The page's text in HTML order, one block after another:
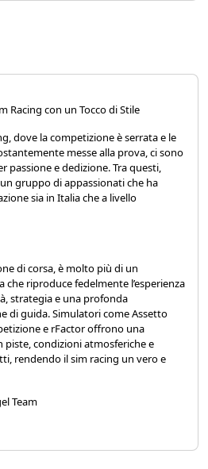
Racing con un Tocco di Stile
dove la competizione è serrata e le
messe alla prova, ci sono
passione e dedizione. Tra questi,
gruppo di appassionati che ha
sia in Italia che a livello
di corsa, è molto più di un
che riproduce fedelmente l’esperienza
strategia e una profonda
di guida. Simulatori come Assetto
e rFactor offrono una
piste, condizioni atmosferiche e
rendendo il sim racing un vero e
Team